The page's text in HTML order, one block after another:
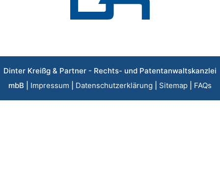
Dinter Kreißg & Partner - Rechts- und Patentanwaltskanzlei
mbB | Impressum Datenschutzerklärung Sitemap FAQs